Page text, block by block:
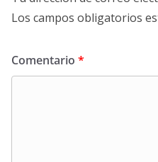
Los campos obligatorios
Comentario *